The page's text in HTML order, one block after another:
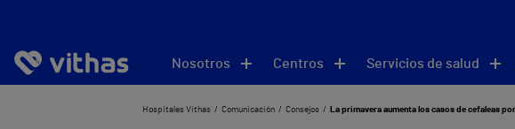
Nosotros Centros Servicios de salud
Hospitales Vithas Comunicación Consejos La primavera aumenta los casos de cefaleas